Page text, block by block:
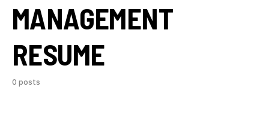
MANAGEMENT
RESUME
0 posts